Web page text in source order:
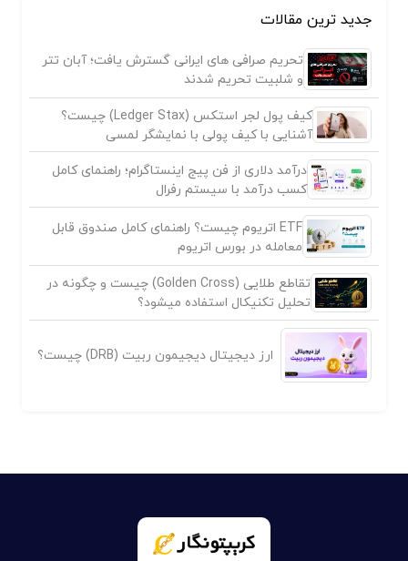
جدید ترین مقالات
تحریم صرافی های ایرانی گسترش یافت؛ آبان تتر
و شلبیت تحریم شدند
کیف پول لجر استکس (Ledger Stax) چیست؟
آشنایی با کیف پولی با نمایشگر لمسی
درآمد دلاری از فن پیج اینستاگرام؛ راهنمای کامل
کسب درآمد با سیستم رفرال
ETF اتریوم چیست؟ راهنمای کامل صندوق قابل
معامله در بورس اتریوم
تقاطع طلایی (Golden Cross) چیست و چگونه در
تحلیل تکنیکال استفاده میشود؟
ارز دیجیتال دیجیمون ربیت (DRB) چیست؟